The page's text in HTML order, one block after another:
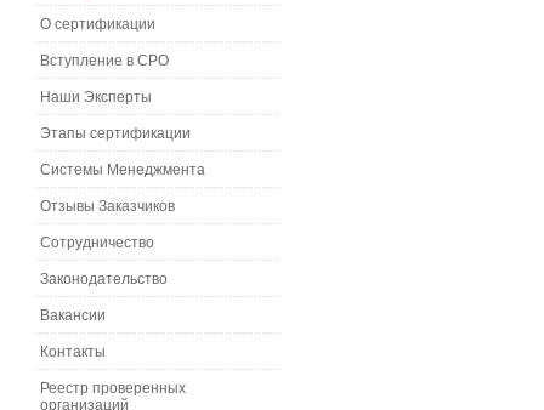
О сертификации
Вступление в СРО
Наши Эксперты
Этапы сертификации
Системы Менеджмента
Отзывы Заказчиков
Сотрудничество
Законодательство
Вакансии
Контакты
Реестр проверенных
организаций